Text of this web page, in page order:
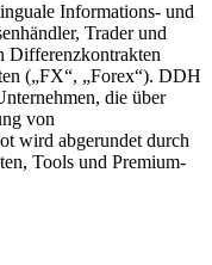
Informations- und
Trader und
Differenzkontrakten
(„FX“, „Forex“). DDH
die über
von
wird abgerundet durch
Tools und Premium-